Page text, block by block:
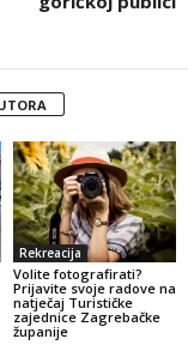
Rekreacija
Volite fotografirati?
Prijavite svoje radove na
natječaj Turističke
zajednice Zagrebačke
županije